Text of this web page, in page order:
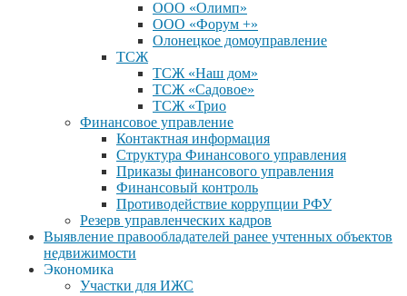
ООО «Олимп»
ООО «Форум +»
Олонецкое домоуправление
ТСЖ
ТСЖ «Наш дом»
ТСЖ «Садовое»
ТСЖ «Трио
Финансовое управление
Контактная информация
Структура Финансового управления
Приказы финансового управления
Финансовый контроль
Противодействие коррупции РФУ
Резерв управленческих кадров
Выявление правообладателей ранее учтенных объектов
недвижимости
Экономика
Участки для ИЖС